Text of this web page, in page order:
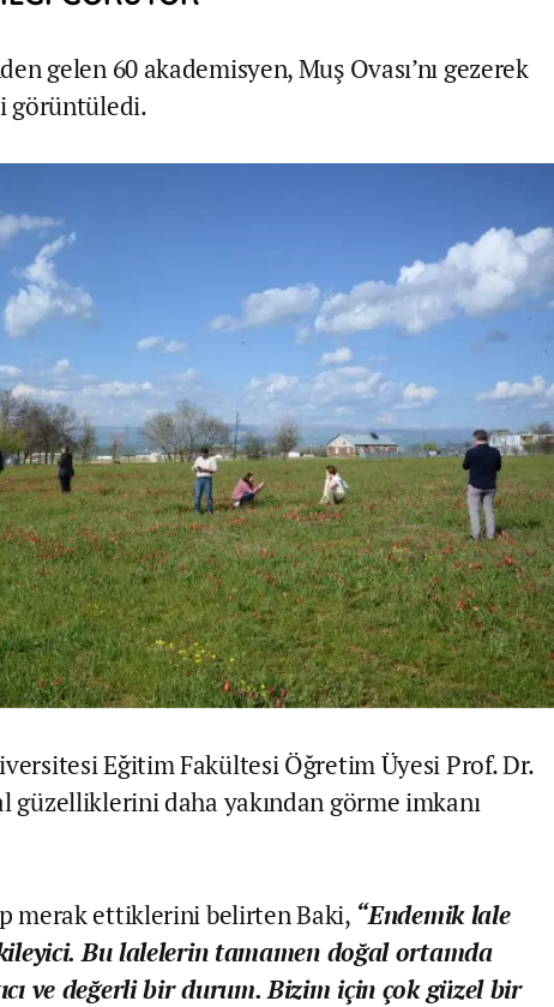
gelen 60 akademisyen, Muş Ovası’nı gezerek
görüntüledi.
Eğitim Fakültesi Öğretim Üyesi Prof. Dr.
güzelliklerini daha yakından görme imkanı
merak ettiklerini belirten Baki, “Endemik lale
Bu lalelerin tamamen doğal ortamda
ve değerli bir durum. Bizim için çok güzel bir